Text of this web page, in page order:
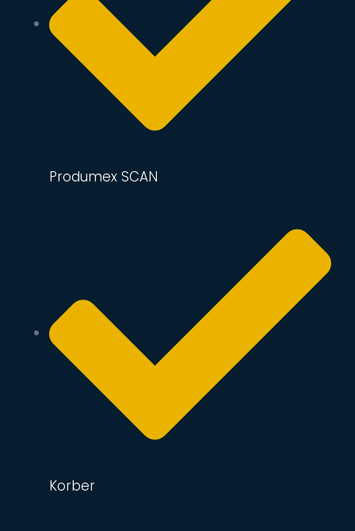
Produmex SCAN
Korber